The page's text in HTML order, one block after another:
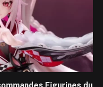
Figurines du